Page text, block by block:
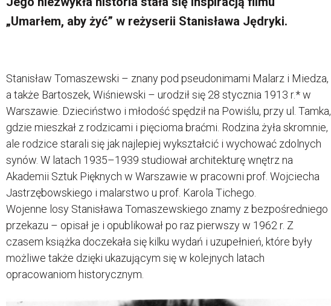
„Umarłem, aby żyć” w reżyserii Stanisława Jędryki.
Stanisław Tomaszewski – znany pod pseudonimami Malarz i Miedza,
a także Bartoszek, Wiśniewski – urodził się 28 stycznia 1913 r.* w
Warszawie. Dzieciństwo i młodość spędził na Powiślu, przy ul. Tamka,
gdzie mieszkał z rodzicami i pięcioma braćmi. Rodzina żyła skromnie,
ale rodzice starali się jak najlepiej wykształcić i wychować zdolnych
synów. W latach 1935–1939 studiował architekturę wnętrz na
Akademii Sztuk Pięknych w Warszawie w pracowni prof. Wojciecha
Jastrzębowskiego i malarstwo u prof. Karola Tichego.
Wojenne losy Stanisława Tomaszewskiego znamy z bezpośredniego
przekazu – opisał je i opublikował po raz pierwszy w 1962 r. Z
czasem książka doczekała się kilku wydań i uzupełnień, które były
możliwe także dzięki ukazującym się w kolejnych latach
opracowaniom historycznym.